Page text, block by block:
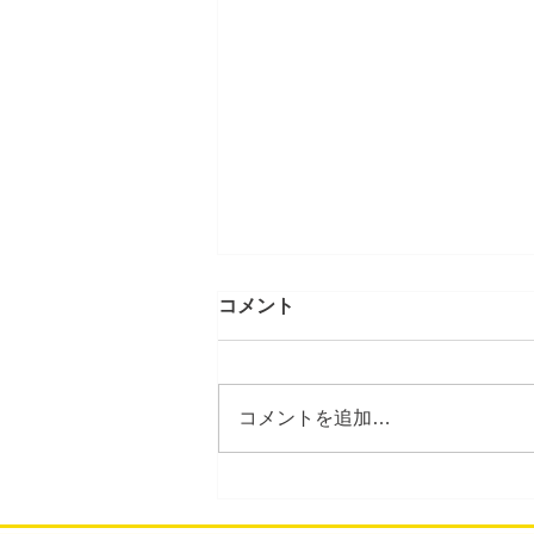
十段誕生！
コメント
コメントを追加…